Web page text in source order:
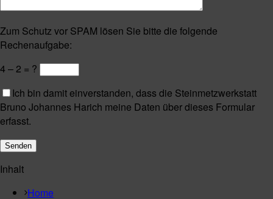
Zum Schutz vor SPAM lösen Sie bitte die folgende
Rechenaufgabe:
4 – 2 = ?
Ich bin damit einverstanden, dass die Steinmetzwerkstatt
Bruno Johannes Harich meine Daten über dieses Formular
erfasst.
Inhalt
Home